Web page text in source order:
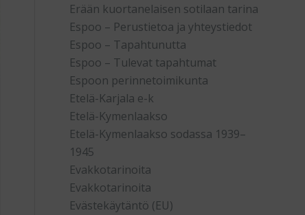
Erään kuortanelaisen sotilaan tarina
Espoo – Perustietoa ja yhteystiedot
Espoo – Tapahtunutta
Espoo – Tulevat tapahtumat
Espoon perinnetoimikunta
Etelä-Karjala e-k
Etelä-Kymenlaakso
Etelä-Kymenlaakso sodassa 1939–
1945
Evakkotarinoita
Evakkotarinoita
Evästekäytäntö (EU)